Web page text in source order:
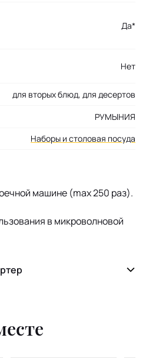
Да*
Нет
для вторых блюд, для десертов
РУМЫНИЯ
Наборы и столовая посуда
машине (max 250 раз).
в микроволновой